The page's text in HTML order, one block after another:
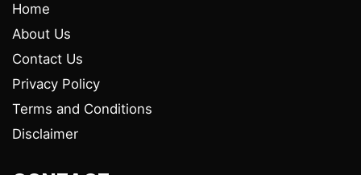
Home
About Us
Contact Us
Privacy Policy
Terms and Conditions
Disclaimer